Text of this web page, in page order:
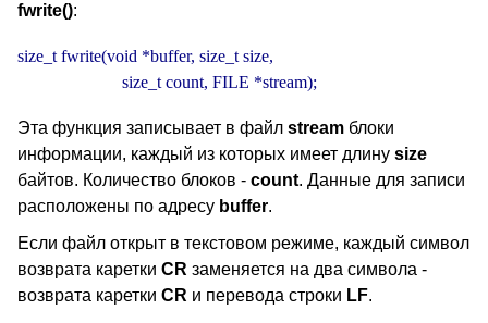
fwrite():
size_t fwrite(void *buffer, size_t size,
                        size_t count, FILE *stream);
Эта функция записывает в файл stream блоки
информации, каждый из которых имеет длину size
байтов. Количество блоков - count. Данные для записи
расположены по адресу buffer.
Если файл открыт в текстовом режиме, каждый символ
возврата каретки CR заменяется на два символа -
возврата каретки CR и перевода строки LF.